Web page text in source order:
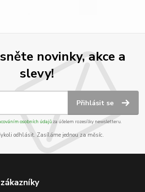
novinky, akce a
slevy!
Přihlásit se
osobních údajůza účelem rozesílky newsletteru.
odhlásit. Zasíláme jednou za měsíc.